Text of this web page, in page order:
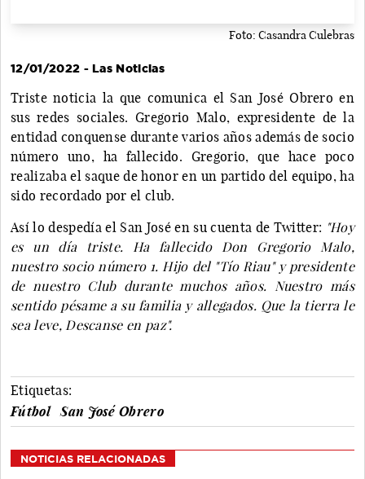
Foto: Casandra Culebras
12/01/2022 - Las Noticias
Triste noticia la que comunica el San José Obrero en
sus redes sociales. Gregorio Malo, expresidente de la
entidad conquense durante varios años además de socio
número uno, ha fallecido. Gregorio, que hace poco
realizaba el saque de honor en un partido del equipo, ha
sido recordado por el club.
Así lo despedía el San José en su cuenta de Twitter: "Hoy
es un día triste. Ha fallecido Don Gregorio Malo,
nuestro socio número 1. Hijo del "Tío Riau" y presidente
de nuestro Club durante muchos años. Nuestro más
sentido pésame a su familia y allegados. Que la tierra le
sea leve, Descanse en paz".
Etiquetas:
Fútbol
San José Obrero
NOTICIAS RELACIONADAS